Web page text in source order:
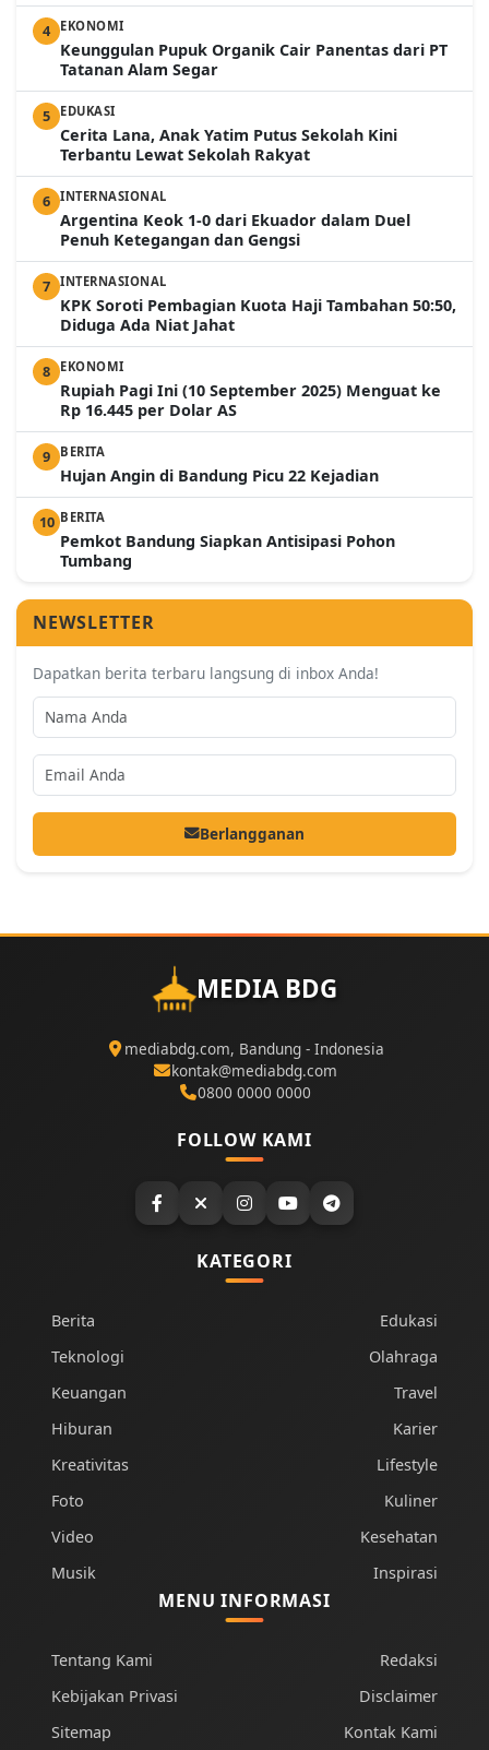
4 EKONOMI
Keunggulan Pupuk Organik Cair Panentas dari PT
Tatanan Alam Segar
5 EDUKASI
Cerita Lana, Anak Yatim Putus Sekolah Kini
Terbantu Lewat Sekolah Rakyat
6 INTERNASIONAL
Argentina Keok 1-0 dari Ekuador dalam Duel
Penuh Ketegangan dan Gengsi
7 INTERNASIONAL
KPK Soroti Pembagian Kuota Haji Tambahan 50:50,
Diduga Ada Niat Jahat
8 EKONOMI
Rupiah Pagi Ini (10 September 2025) Menguat ke
Rp 16.445 per Dolar AS
9 BERITA
Hujan Angin di Bandung Picu 22 Kejadian
10 BERITA
Pemkot Bandung Siapkan Antisipasi Pohon
Tumbang
NEWSLETTER
Dapatkan berita terbaru langsung di inbox Anda!
Berlangganan
MEDIA BDG
mediabdg.com, Bandung - Indonesia
kontak@mediabdg.com
0800 0000 0000
FOLLOW KAMI
KATEGORI
Berita
Teknologi
Keuangan
Hiburan
Kreativitas
Foto
Video
Musik
Edukasi
Olahraga
Travel
Karier
Lifestyle
Kuliner
Kesehatan
Inspirasi
MENU INFORMASI
Tentang Kami
Kebijakan Privasi
Sitemap
Redaksi
Disclaimer
Kontak Kami